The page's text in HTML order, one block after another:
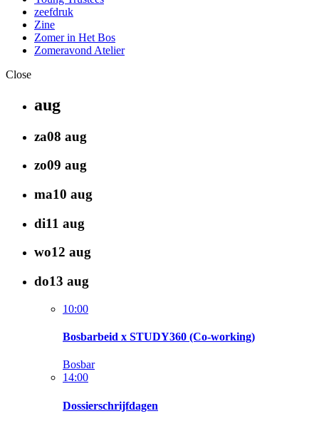
zeefdruk
Zine
Zomer in Het Bos
Zomeravond Atelier
Close
aug
za08 aug
zo09 aug
ma10 aug
di11 aug
wo12 aug
do13 aug
10:00
Bosbarbeid x STUDY360 (Co-working)
Bosbar
14:00
Dossierschrijfdagen